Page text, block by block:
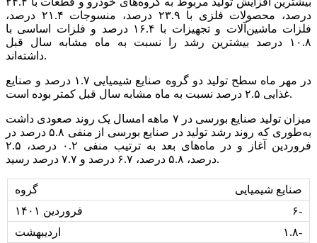
درصد، محصولات فلزی با ۲۳.۹ درصد، منسوجات ۲۱.۴ درصد،
فلزات ماشین‌آلات و تجهیزات با ۱۶.۴ درصد و فلزات اساسی با
۱۰.۸ درصد بیشترین رشد را نسبت به ماه مشابه سال قبل
داشته‌اند.
در مهر ماه سطح تولید دو گروه صنایع شیمیایی ۱.۷ درصد و صنایع
غذایی ۲.۵ درصد نسبت به ماه مشابه سال قبل کمتر بوده است.
میزان تولید صنایع بورسی در ۷ ماهه امسال یک روند صعودی داشت
به‌طوری که روند رشد تولید در صنایع بورسی از منفی ۵.۸ درصد در
فروردین آغاز و در ماه‌های بعد به ترتیب منفی ۰.۲ درصد، ۲.۵
درصد، ۵.۸ درصد، ۶.۷ درصد و ۷.۷ درصد رسید.
صنایع شیمیایی
۶-
۱.۸-